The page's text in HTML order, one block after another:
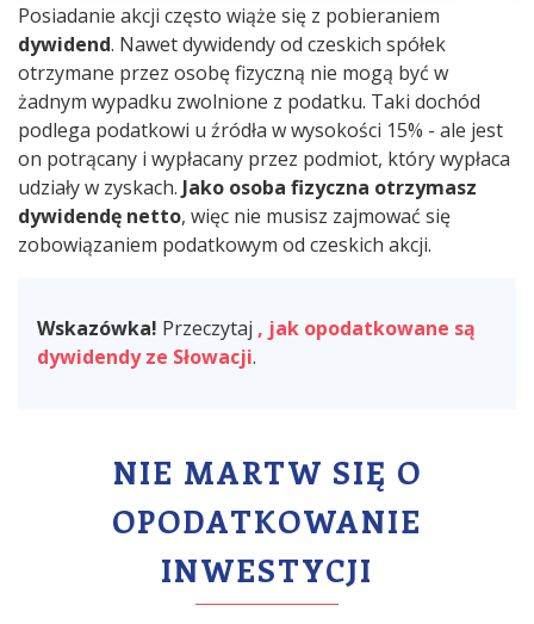
Posiadanie akcji często wiąże się z pobieraniem
dywidend. Nawet dywidendy od czeskich spółek
otrzymane przez osobę fizyczną nie mogą być w
żadnym wypadku zwolnione z podatku. Taki dochód
podlega podatkowi u źródła w wysokości 15% - ale jest
on potrącany i wypłacany przez podmiot, który wypłaca
udziały w zyskach. Jako osoba fizyczna otrzymasz
dywidendę netto, więc nie musisz zajmować się
zobowiązaniem podatkowym od czeskich akcji.
Wskazówka! Przeczytaj , jak opodatkowane są
dywidendy ze Słowacji.
NIE MARTW SIĘ O
OPODATKOWANIE
INWESTYCJI